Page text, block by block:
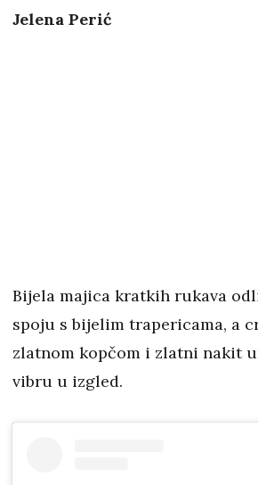
Jelena Perić
Bijela majica kratkih rukava
spoju s bijelim trapericama, a
zlatnom kopčom i zlatni nakit
vibru u izgled.